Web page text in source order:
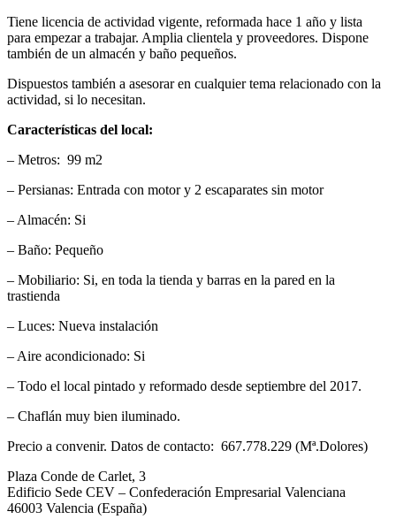
Tiene licencia de actividad vigente, reformada hace 1 año y lista
para empezar a trabajar. Amplia clientela y proveedores. Dispone
también de un almacén y baño pequeños.
Dispuestos también a asesorar en cualquier tema relacionado con la
actividad, si lo necesitan.
Características del local:
– Metros: 99 m2
– Persianas: Entrada con motor y 2 escaparates sin motor
– Almacén: Si
– Baño: Pequeño
– Mobiliario: Si, en toda la tienda y barras en la pared en la
trastienda
– Luces: Nueva instalación
– Aire acondicionado: Si
– Todo el local pintado y reformado desde septiembre del 2017.
– Chaflán muy bien iluminado.
Precio a convenir. Datos de contacto: 667.778.229 (Mª.Dolores)
Plaza Conde de Carlet, 3
Edificio Sede CEV – Confederación Empresarial Valenciana
46003 Valencia (España)